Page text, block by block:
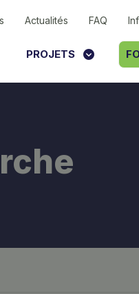
Actualités FAQ
PROJETS